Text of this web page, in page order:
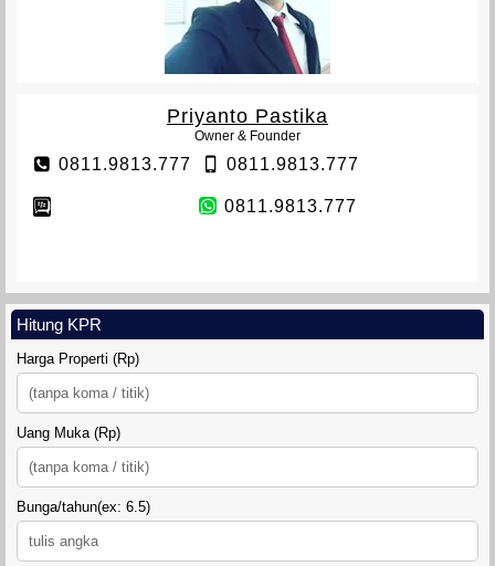
Priyanto Pastika
Owner & Founder
0811.9813.777 0811.9813.777
0811.9813.777
Hitung KPR
Harga Properti (Rp)
Uang Muka (Rp)
Bunga/tahun(ex: 6.5)